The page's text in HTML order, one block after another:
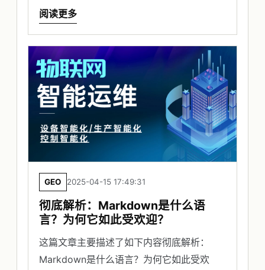
阅读更多
GEO 2025-04-15 17:49:31
彻底解析：Markdown是什么语
言？为何它如此受欢迎？
这篇文章主要描述了如下内容彻底解析：
Markdown是什么语言？为何它如此受欢